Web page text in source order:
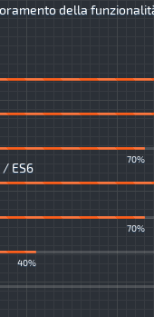
della
70%
ES6
70%
40%